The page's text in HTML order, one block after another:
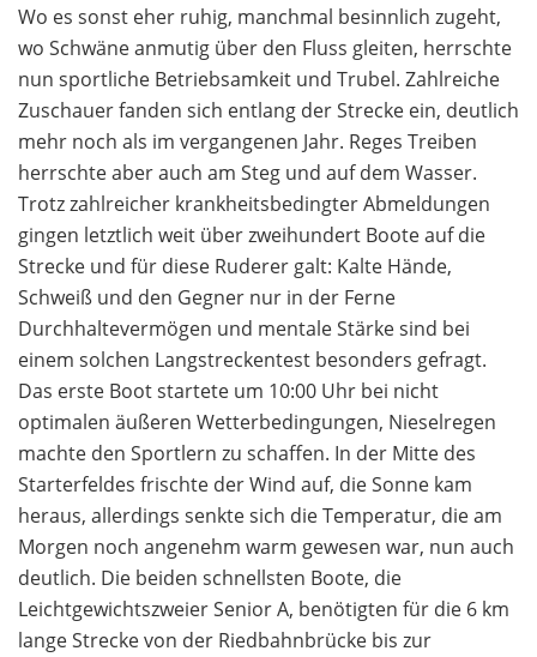
Wo es sonst eher ruhig, manchmal besinnlich zugeht,
wo Schwäne anmutig über den Fluss gleiten, herrschte
nun sportliche Betriebsamkeit und Trubel. Zahlreiche
Zuschauer fanden sich entlang der Strecke ein, deutlich
mehr noch als im vergangenen Jahr. Reges Treiben
herrschte aber auch am Steg und auf dem Wasser.
Trotz zahlreicher krankheitsbedingter Abmeldungen
gingen letztlich weit über zweihundert Boote auf die
Strecke und für diese Ruderer galt: Kalte Hände,
Schweiß und den Gegner nur in der Ferne 
Durchhaltevermögen und mentale Stärke sind bei
einem solchen Langstreckentest besonders gefragt.
Das erste Boot startete um 10:00 Uhr bei nicht
optimalen äußeren Wetterbedingungen, Nieselregen
machte den Sportlern zu schaffen. In der Mitte des
Starterfeldes frischte der Wind auf, die Sonne kam
heraus, allerdings senkte sich die Temperatur, die am
Morgen noch angenehm warm gewesen war, nun auch
deutlich. Die beiden schnellsten Boote, die
Leichtgewichtszweier Senior A, benötigten für die 6 km
lange Strecke von der Riedbahnbrücke bis zur